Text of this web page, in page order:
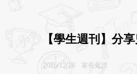
【學生週刊】分
2025/12/26 家長見證